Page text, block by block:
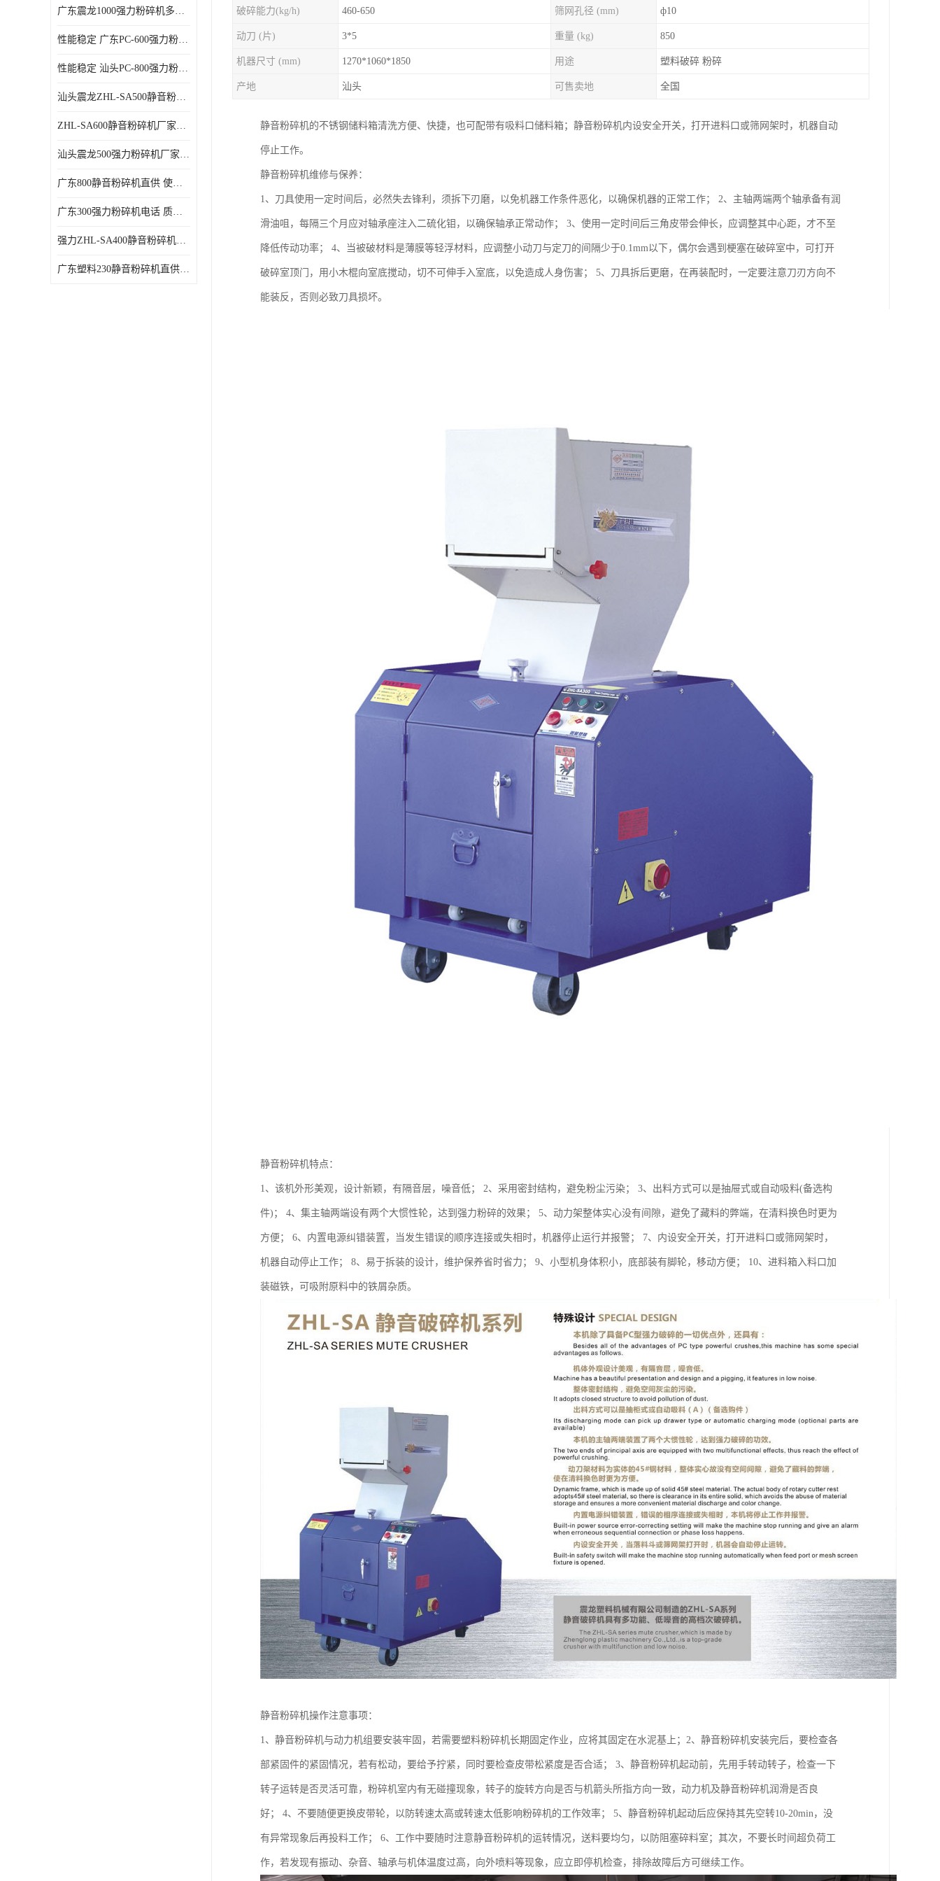
广东震龙1000强力粉碎机多少钱一台 使用方便
性能稳定 广东PC-600强力粉碎机电话
性能稳定 汕头PC-800强力粉碎机厂家批发
汕头震龙ZHL-SA500静音粉碎机多少钱一台
ZHL-SA600静音粉碎机厂家电话 质量可靠
汕头震龙500强力粉碎机厂家批发 噪音低
广东800静音粉碎机直供 使用寿命长
广东300强力粉碎机电话 质量可靠
强力ZHL-SA400静音粉碎机多少钱一台 密封防尘
广东塑料230静音粉碎机直供 使用寿命长
破碎能力(kg/h) 460-650 筛网孔径 (mm) ф10
动刀 (片) 3*5 重量 (kg) 850
机器尺寸 (mm) 1270*1060*1850 用途 塑料破碎 粉碎
产地 汕头 可售卖地 全国
静音粉碎机的不锈钢储料箱清洗方便、快捷，也可配带有吸料口储料箱；静音粉碎机内设安全开关，打开进料口或筛网架时，机器自动
停止工作。
静音粉碎机维修与保养：
1、刀具使用一定时间后，必然失去锋利，须拆下刃磨，以免机器工作条件恶化，以确保机器的正常工作； 2、主轴两端两个轴承备有润
滑油咀，每隔三个月应对轴承座注入二硫化钼，以确保轴承正常动作； 3、使用一定时间后三角皮带会伸长，应调整其中心距，才不至
降低传动功率； 4、当被破材料是薄膜等轻浮材料，应调整小动刀与定刀的间隔少于0.1mm以下，偶尔会遇到梗塞在破碎室中，可打开
破碎室顶门，用小木棍向室底搅动，切不可伸手入室底，以免造成人身伤害； 5、刀具拆后更磨，在再装配时，一定要注意刀刃方向不
能装反，否则必致刀具损坏。
静音粉碎机特点：
1、该机外形美观，设计新颖，有隔音层，噪音低； 2、采用密封结构，避免粉尘污染； 3、出料方式可以是抽屉式或自动吸料(备选构
件)； 4、集主轴两端设有两个大惯性轮，达到强力粉碎的效果； 5、动力架整体实心没有间隙，避免了藏料的弊端，在清料换色时更为
方便； 6、内置电源纠错装置，当发生错误的顺序连接或失相时，机器停止运行并报警； 7、内设安全开关，打开进料口或筛网架时，
机器自动停止工作； 8、易于拆装的设计，维护保养省时省力； 9、小型机身体积小，底部装有脚轮，移动方便； 10、进料箱入料口加
装磁铁，可吸附原料中的铁屑杂质。
静音粉碎机操作注意事项：
1、静音粉碎机与动力机组要安装牢固，若需要塑料粉碎机长期固定作业，应将其固定在水泥基上；2、静音粉碎机安装完后，要检查各
部紧固件的紧固情况，若有松动，要给予拧紧，同时要检查皮带松紧度是否合适； 3、静音粉碎机起动前，先用手转动转子，检查一下
转子运转是否灵活可靠，粉碎机室内有无碰撞现象，转子的旋转方向是否与机箭头所指方向一致，动力机及静音粉碎机润滑是否良
好； 4、不要随便更换皮带轮，以防转速太高或转速太低影响粉碎机的工作效率； 5、静音粉碎机起动后应保持其先空转10-20min，没
有异常现象后再投料工作； 6、工作中要随时注意静音粉碎机的运转情况，送料要均匀，以防阻塞碎料室；其次，不要长时间超负荷工
作，若发现有振动、杂音、轴承与机体温度过高，向外喷料等现象，应立即停机检查，排除故障后方可继续工作。